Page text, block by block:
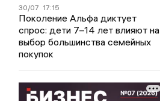
30/07 17:15
Поколение Альфа диктует
спрос: дети 7–14 лет влияют на
выбор большинства семейных
покупок